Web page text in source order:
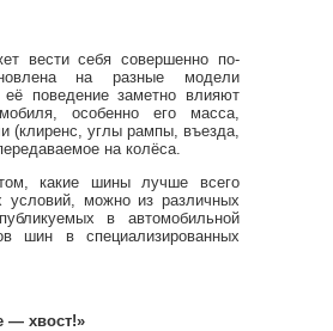
вести себя совершенно по-
на разные модели
поведение заметно влияют
особенно его масса,
(клиренс, углы рампы, въезда,
на колёса.
какие шины лучше всего
условий, можно из различных
в автомобильной
шин в специализированных
— хвост!»